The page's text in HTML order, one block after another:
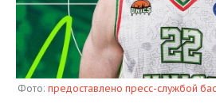
ОПК
ЭНЕРГЕТИКА
ТРАНСПОРТ
УСЛУГИ
МЕДИА
ТЕЛЕКОММУНИКАЦИИ
НОВОСТИ МЕРОПРИЯТИЙ
ВЫЕЗДНАЯ РЕДАКЦИЯ
БИЗНЕС-БРАНЧИ
СПОРТ
НОВОСТИ СПОРТА
ФУТБОЛ
ОБЩЕСТВО
НОВОСТИ ОБЩЕСТВА
ФОТОГАЛЕРЕЯ
Фото: предоставлено пресс-службой